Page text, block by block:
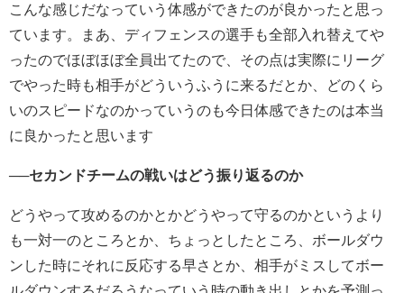
こんな感じだなっていう体感ができたのが良かったと思っ
ています。まあ、ディフェンスの選手も全部入れ替えてや
ったのでほぼほぼ全員出てたので、その点は実際にリーグ
でやった時も相手がどういうふうに来るだとか、どのくら
いのスピードなのかっていうのも今日体感できたのは本当
に良かったと思います
──セカンドチームの戦いはどう振り返るのか
どうやって攻めるのかとかどうやって守るのかというより
も一対一のところとか、ちょっとしたところ、ボールダウ
ンした時にそれに反応する早さとか、相手がミスしてボー